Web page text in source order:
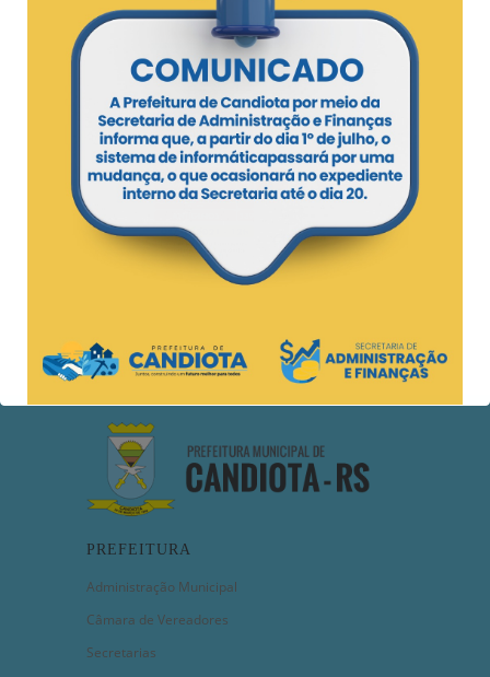
PREFEITURA
Administração Municipal
Câmara de Vereadores
Secretarias